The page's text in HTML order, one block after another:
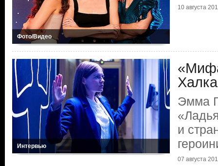
Фото/Видео
10 августа
Интервью
Эмма
и
07 августа